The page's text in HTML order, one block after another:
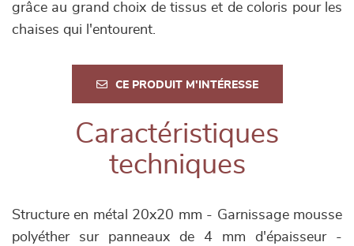
grâce au grand choix de tissus et de coloris pour les
chaises qui l'entourent.
CE PRODUIT M'INTÉRESSE
Caractéristiques
techniques
Structure en métal 20x20 mm - Garnissage mousse
polyéther sur panneaux de 4 mm d'épaisseur -